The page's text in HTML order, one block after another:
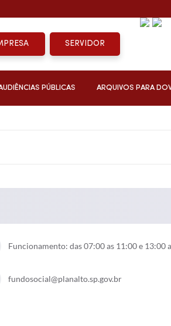
SERVIDOR
PÚBLICAS ARQUIVOS PARA
Funcionamento: das 07:00 as 11:00 e 13:00
fundosocial@planalto.sp.gov.br